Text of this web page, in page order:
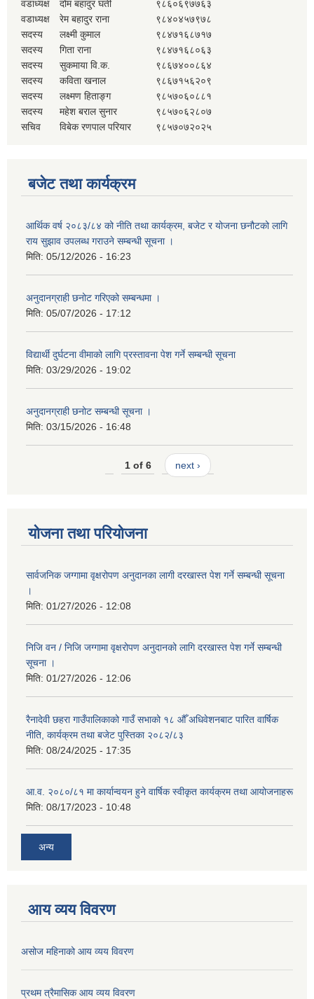
वडाध्यक्ष दोम बहादुर घर्ती
९८६०६९७७६३
वडाध्यक्ष
रेम बहादुर राना
९८४०४५७९७८
सदस्य
लक्ष्मी कुमाल
९८४७१६८७१७
सदस्य
गिता राना
९८४७१६८०६३
सदस्य
सुकमाया वि.क.
९८६७४००८६४
सदस्य
कविता खनाल
९८६७१५६२०९
सदस्य
लक्ष्मण हिताङ्ग
९८५७०६०८८१
सदस्य
महेश बराल सुनार
९८५७०६२८०७
सचिव
विबेक रणपाल परियार ९८५७०७२०२५
बजेट तथा कार्यक्रम
आर्थिक वर्ष २०८३/८४ को नीति तथा कार्यक्रम, बजेट र योजना छनौटको लागि
राय सुझाव उपलब्ध गराउने सम्बन्धी सूचना ।
मिति: 05/12/2026 - 16:23
अनुदानग्राही छनोट गरिएको सम्बन्धमा ।
मिति: 05/07/2026 - 17:12
विद्यार्थी दुर्घटना वीमाको लागि प्रस्तावना पेश गर्ने सम्बन्धी सूचना
मिति: 03/29/2026 - 19:02
अनुदानग्राही छनोट सम्बन्धी सूचना ।
मिति: 03/15/2026 - 16:48
1 of 6 next ›
योजना तथा परियोजना
सार्वजनिक जग्गामा वृक्षरोपण अनुदानका लागी दरखास्त पेश गर्ने सम्बन्धी सूचना
।
मिति: 01/27/2026 - 12:08
निजि वन / निजि जग्गामा वृक्षरोपण अनुदानको लागि दरखास्त पेश गर्ने सम्बन्धी
सूचना ।
मिति: 01/27/2026 - 12:06
रैनादेवी छहरा गाउँपालिकाको गाउँ सभाको १८ औँ अधिवेशनबाट पारित वार्षिक
नीति, कार्यक्रम तथा बजेट पुस्तिका २०८२/८३
मिति: 08/24/2025 - 17:35
आ.व. २०८०/८१ मा कार्यान्वयन हुने वार्षिक स्वीकृत कार्यक्रम तथा आयोजनाहरू
मिति: 08/17/2023 - 10:48
अन्य
आय व्यय विवरण
असोज महिनाको आय व्यय विवरण
प्रथम त्रैमासिक आय व्यय विवरण